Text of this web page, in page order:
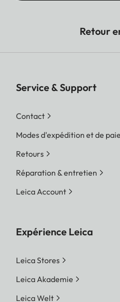
Retour
Service & Support
Contact
Modes d'expédition et de
Retours
Réparation & entretien
Leica Account
Expérience Leica
Leica Stores
Leica Akademie
Leica Welt